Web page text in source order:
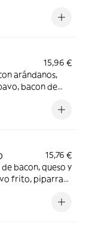
picante,
15,96 €
arándanos,
bacon de
15,76 €
bacon, queso y
frito, piparras,